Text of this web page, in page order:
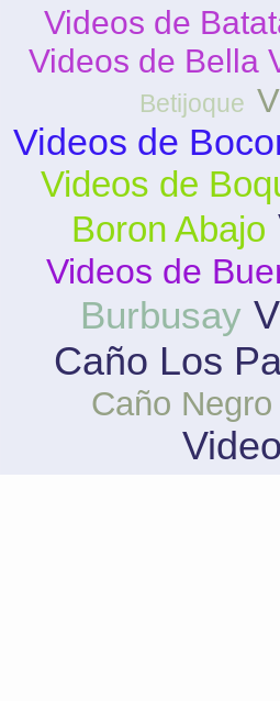
Videos de
Videos de Bella
Betijoque
Videos de
Videos de
Boron Abajo
Videos de
Burbusay
Caño Los
Caño Negro